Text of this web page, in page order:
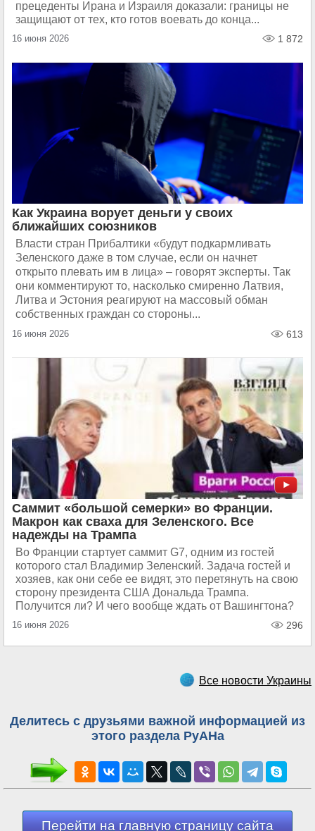
прецеденты Ирана и Израиля доказали: границы не
защищают от тех, кто готов воевать до конца...
16 июня 2026 1 872
Как Украина ворует деньги у своих
ближайших союзников
Власти стран Прибалтики «будут подкармливать
Зеленского даже в том случае, если он начнет
открыто плевать им в лица» – говорят эксперты. Так
они комментируют то, насколько смиренно Латвия,
Литва и Эстония реагируют на массовый обман
собственных граждан со стороны...
16 июня 2026 613
Саммит «большой семерки» во Франции.
Макрон как сваха для Зеленского. Все
надежды на Трампа
Во Франции стартует саммит G7, одним из гостей
которого стал Владимир Зеленский. Задача гостей и
хозяев, как они себе ее видят, это перетянуть на свою
сторону президента США Дональда Трампа.
Получится ли? И чего вообще ждать от Вашингтона?
16 июня 2026 296
Все новости Украины
Делитесь с друзьями важной информацией из
этого раздела РуАНа
Перейти на главную страницу сайта